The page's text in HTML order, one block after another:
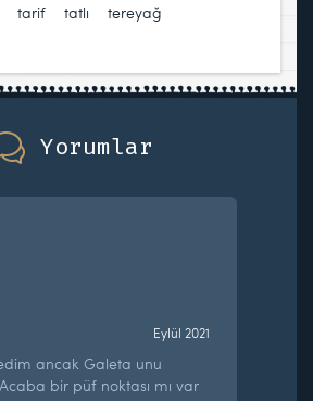
tarif tatlı tereyağ
Yorumlar
Eylül 2021
ancak Galeta unu
bir püf noktası mı var